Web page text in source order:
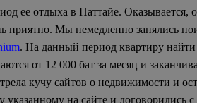
ее отдыха в Паттайе. Оказывается,
приятно. Мы немедленно занялись
. На данный период квартиру
от 12 000 бат за месяц и
кучу сайтов о недвижимости и
на сайте и договорились